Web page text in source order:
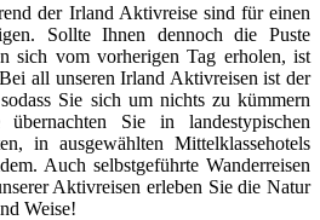
der Irland Aktivreise sind für einen
Sollte Ihnen dennoch die Puste
sich vom vorherigen Tag erholen, ist
all unseren Irland Aktivreisen ist der
Sie sich um nichts zu kümmern
Sie in landestypischen
in ausgewählten Mittelklassehotels
Auch selbstgeführte Wanderreisen
Aktivreisen erleben Sie die Natur
Weise!